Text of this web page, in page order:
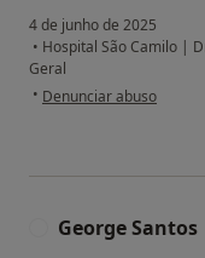
4 de junho de 2025
• Hospital São Camilo |
Geral
• na opinião do utilizador
Denunciar abuso
George Santos